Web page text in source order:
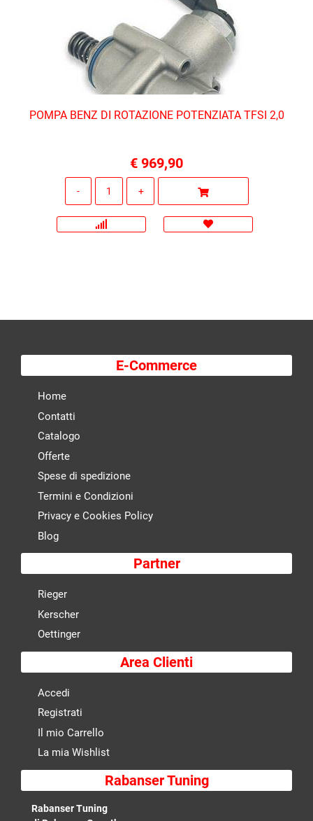
POMPA BENZ DI ROTAZIONE POTENZIATA TFSI 2,0
€ 969,90
E-Commerce
Home
Contatti
Catalogo
Offerte
Spese di spedizione
Termini e Condizioni
Privacy e Cookies Policy
Blog
Partner
Rieger
Kerscher
Oettinger
Area Clienti
Accedi
Registrati
Il mio Carrello
La mia Wishlist
Rabanser Tuning
Rabanser Tuning